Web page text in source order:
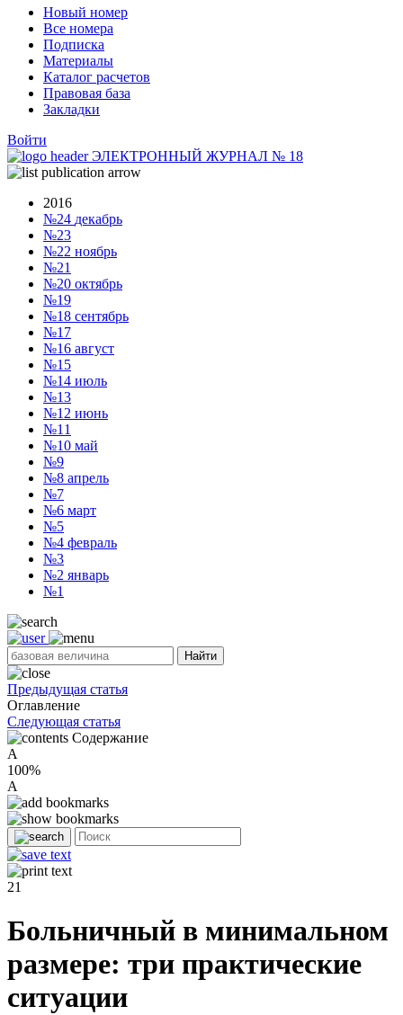
Новый номер
Все номера
Подписка
Материалы
Каталог расчетов
Правовая база
Закладки
Войти
ЭЛЕКТРОННЫЙ ЖУРНАЛ № 18
2016
№24 декабрь
№23
№22 ноябрь
№21
№20 октябрь
№19
№18 сентябрь
№17
№16 август
№15
№14 июль
№13
№12 июнь
№11
№10 май
№9
№8 апрель
№7
№6 март
№5
№4 февраль
№3
№2 январь
№1
Найти
Предыдущая статья
Оглавление
Следующая статья
Содержание
A
100%
A
21
Больничный в минимальном
размере: три практические
ситуации